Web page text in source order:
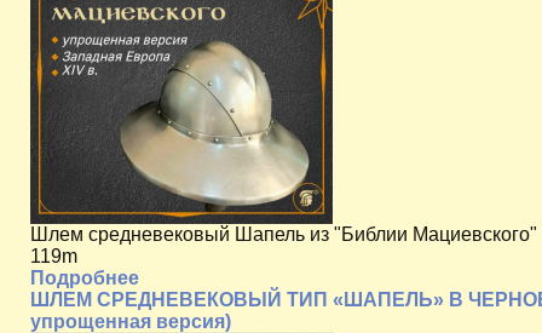
Шлем средневековый Шапель из "Библии
119m
Подробнее
ШЛЕМ СРЕДНЕВЕКОВЫЙ ТИП «ШАПЕЛЬ» В
упрощенная версия)